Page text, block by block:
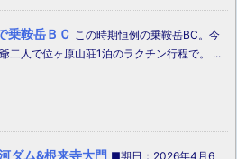
乗鞍岳ＢＣ この時期恒例の乗鞍岳BC。今
二人で位ヶ原山荘1泊のラクチン行程で。 ...
ダム&根来寺大門 ■期日：2026年4月6